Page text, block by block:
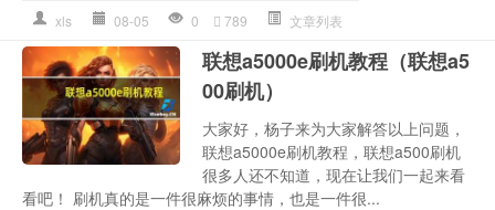
xls 08-05 0 789 文章列表
联想a5000e刷机教程（联想a5
00刷机）
大家好，杨子来为大家解答以上问题，
联想a5000e刷机教程，联想a500刷机
很多人还不知道，现在让我们一起来看
看吧！ 刷机真的是一件很麻烦的事情，也是一件很...